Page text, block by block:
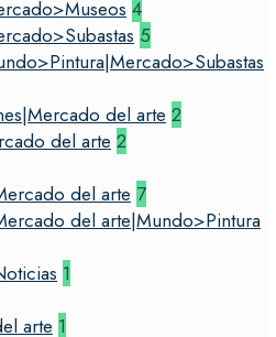
4
5
del arte 2
del arte 2
del arte 7
del arte|Mundo>Pintura
1
arte 1